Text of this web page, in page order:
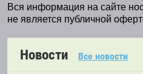
Вся информация на сайте
не является публичной
Новости Все новости